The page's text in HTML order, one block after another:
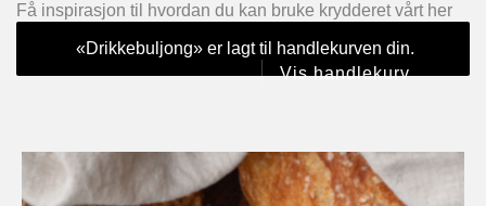
Få inspirasjon til hvordan du kan bruke krydderet vårt her
«Drikkebuljong» er lagt til handlekurven din.
Vis handlekurv